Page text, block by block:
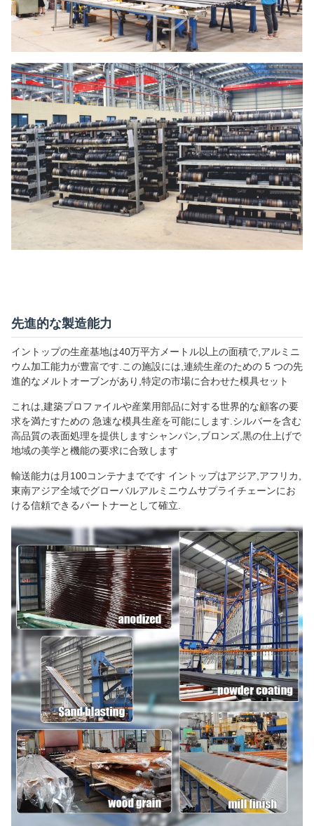
先進的な製造能力
イントップの生産基地は40万平方メートル以上の面積で,アルミニ
ウム加工能力が豊富です.この施設には,連続生産のための 5 つの先
進的なメルトオーブンがあり,特定の市場に合わせた模具セット
これは,建築プロファイルや産業用部品に対する世界的な顧客の要
求を満たすための 急速な模具生産を可能にします.シルバーを含む
高品質の表面処理を提供しますシャンパン,ブロンズ,黒の仕上げで
地域の美学と機能の要求に合致します
輸送能力は月100コンテナまでです イントップはアジア,アフリカ,
東南アジア全域でグローバルアルミニウムサプライチェーンにお
ける信頼できるパートナーとして確立.